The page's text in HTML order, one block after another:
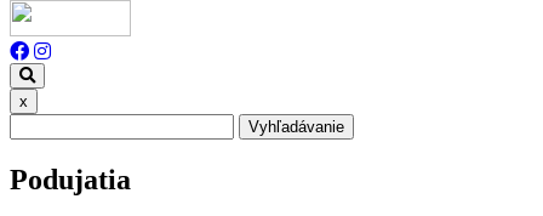
x
Vyhľadávanie
Podujatia